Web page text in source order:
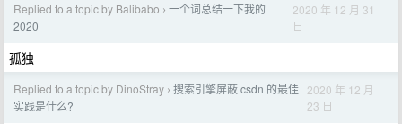
Replied to a topic by Balibabo › 一个词总结一下我的
2020
2020 年 12 月 31
日
孤独
Replied to a topic by DinoStray › 搜索引擎屏蔽 csdn 的最佳
实践是什么?
2020 年 12 月
23 日